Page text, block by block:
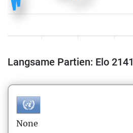
Langsame Partien: Elo 2141
None